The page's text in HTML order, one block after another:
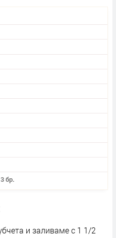
бр.
и заливаме с 1 1/2